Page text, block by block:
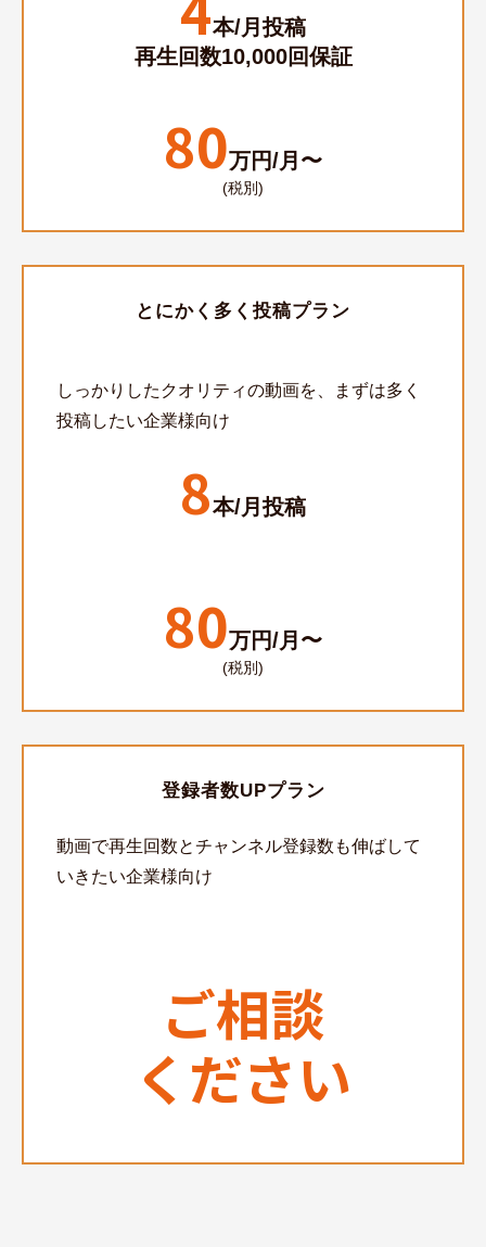
本/月投稿
再生回数10,000回保証
80万円/月〜
(税別)
とにかく多く投稿プラン
しっかりしたクオリティの動画を、まずは多く
投稿したい企業様向け
8本/月投稿
80万円/月〜
(税別)
登録者数UPプラン
動画で再生回数とチャンネル登録数も伸ばして
いきたい企業様向け
ご相談
ください